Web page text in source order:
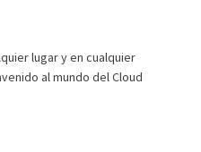
lugar y en cualquier
al mundo del Cloud